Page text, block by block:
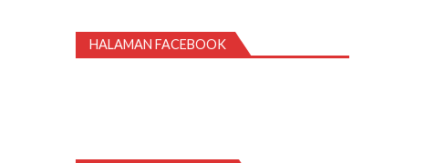
HALAMAN FACEBOOK